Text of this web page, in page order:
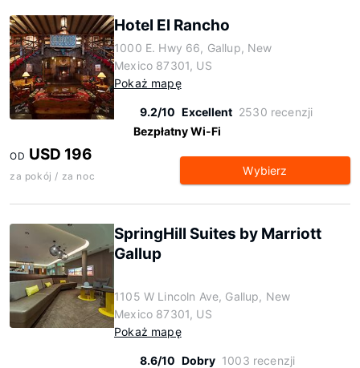
Hotel El Rancho
1000 E. Hwy 66, Gallup, New
Mexico 87301, US
Pokaż mapę
9.2/10 Excellent 2530 recenzji
Bezpłatny Wi-Fi
OD USD 196
za pokój / za noc Wybierz
SpringHill Suites by Marriott
Gallup
1105 W Lincoln Ave, Gallup, New
Mexico 87301, US
Pokaż mapę
8.6/10 Dobry 1003 recenzji